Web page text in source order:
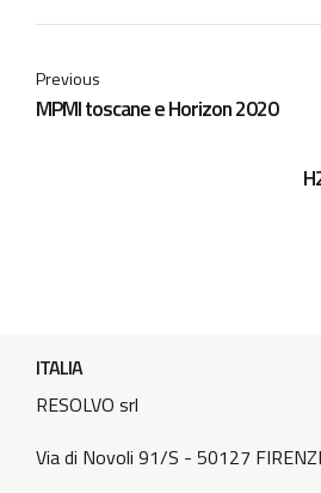
Previous
MPMI toscane e Horizon 2020
ITALIA
RESOLVO srl
Via di Novoli 91/S - 50127